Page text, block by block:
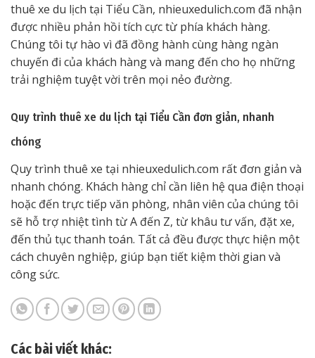
thuê xe du lịch tại Tiểu Cần, nhieuxedulich.com đã nhận
được nhiều phản hồi tích cực từ phía khách hàng.
Chúng tôi tự hào vì đã đồng hành cùng hàng ngàn
chuyến đi của khách hàng và mang đến cho họ những
trải nghiệm tuyệt vời trên mọi nẻo đường.
Quy trình thuê xe du lịch tại Tiểu Cần đơn giản, nhanh
chóng
Quy trình thuê xe tại nhieuxedulich.com rất đơn giản và
nhanh chóng. Khách hàng chỉ cần liên hệ qua điện thoại
hoặc đến trực tiếp văn phòng, nhân viên của chúng tôi
sẽ hỗ trợ nhiệt tình từ A đến Z, từ khâu tư vấn, đặt xe,
đến thủ tục thanh toán. Tất cả đều được thực hiện một
cách chuyên nghiệp, giúp bạn tiết kiệm thời gian và
công sức.
Các bài viết khác: